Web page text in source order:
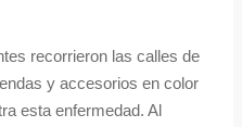
recorrieron las calles de
y accesorios en color
esta enfermedad. Al